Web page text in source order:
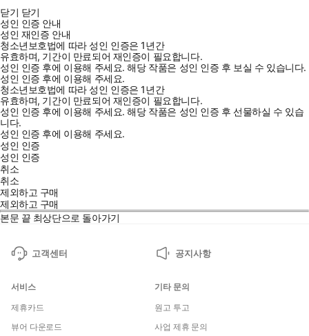
닫기 닫기
성인 인증 안내
성인 재인증 안내
청소년보호법에 따라 성인 인증은 1년간
유효하며, 기간이 만료되어 재인증이 필요합니다.
성인 인증 후에 이용해 주세요.해당 작품은 성인 인증 후 보실 수 있습니다.
성인 인증 후에 이용해 주세요.
청소년보호법에 따라 성인 인증은 1년간
유효하며, 기간이 만료되어 재인증이 필요합니다.
성인 인증 후에 이용해 주세요.해당 작품은 성인 인증 후 선물하실 수 있습
니다.
성인 인증 후에 이용해 주세요.
성인 인증
성인 인증
취소
취소
제외하고 구매
제외하고 구매
본문 끝 최상단으로 돌아가기
고객센터 공지사항
서비스
제휴카드
뷰어 다운로드
기타 문의
원고 투고
사업 제휴 문의